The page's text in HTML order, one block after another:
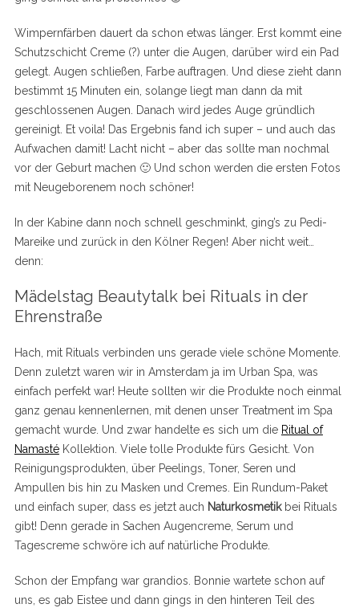
Wimpernfärben dauert da schon etwas länger. Erst kommt eine
Schutzschicht Creme (?) unter die Augen, darüber wird ein Pad
gelegt. Augen schließen, Farbe auftragen. Und diese zieht dann
bestimmt 15 Minuten ein, solange liegt man dann da mit
geschlossenen Augen. Danach wird jedes Auge gründlich
gereinigt. Et voila! Das Ergebnis fand ich super – und auch das
Aufwachen damit! Lacht nicht – aber das sollte man nochmal
vor der Geburt machen 🙂 Und schon werden die ersten Fotos
mit Neugeborenem noch schöner!
In der Kabine dann noch schnell geschminkt, ging’s zu Pedi-
Mareike und zurück in den Kölner Regen! Aber nicht weit…
denn:
Mädelstag Beautytalk bei Rituals in der
Ehrenstraße
Hach, mit Rituals verbinden uns gerade viele schöne Momente.
Denn zuletzt waren wir in Amsterdam ja im Urban Spa, was
einfach perfekt war! Heute sollten wir die Produkte noch einmal
ganz genau kennenlernen, mit denen unser Treatment im Spa
gemacht wurde. Und zwar handelte es sich um die Ritual of
NamastéKollektion. Viele tolle Produkte fürs Gesicht. Von
Reinigungsprodukten, über Peelings, Toner, Seren und
Ampullen bis hin zu Masken und Cremes. Ein Rundum-Paket
und einfach super, dass es jetzt auch Naturkosmetikbei Rituals
gibt! Denn gerade in Sachen Augencreme, Serum und
Tagescreme schwöre ich auf natürliche Produkte.
Schon der Empfang war grandios. Bonnie wartete schon auf
uns, es gab Eistee und dann gings in den hinteren Teil des